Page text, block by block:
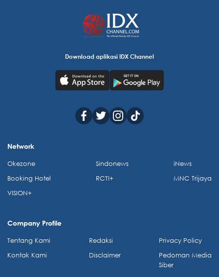
Download aplikasi IDX Channel
Network
Okezone
Booking Hotel
VISION+
Sindonews
RCTI+
iNews
MNC Trijaya
Company Profile
Tentang Kami
Kontak Kami
Redaksi
Disclaimer
Privacy Policy
Pedoman Media
Siber